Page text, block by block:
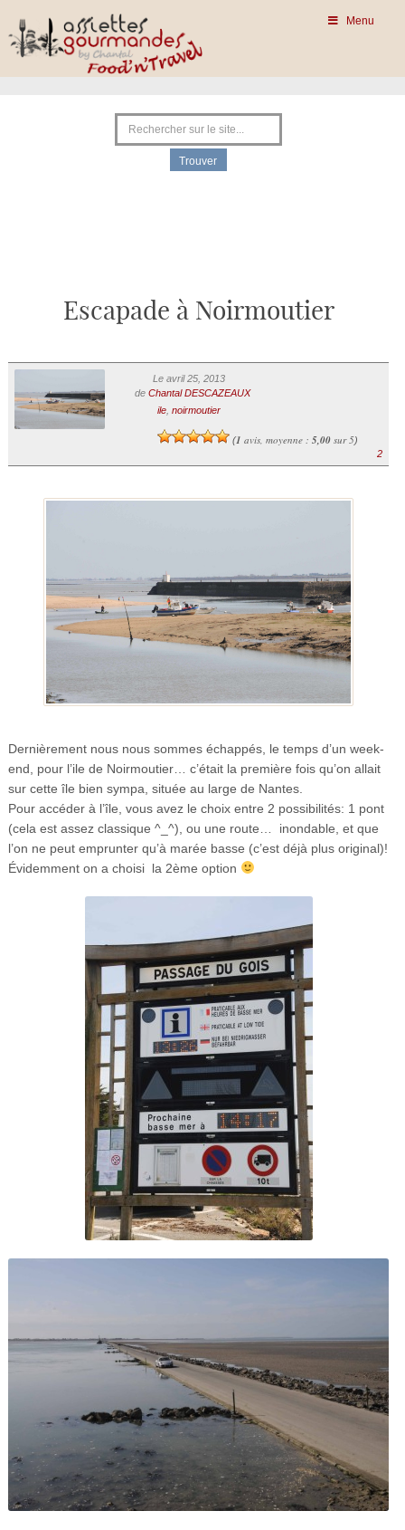
Menu
Escapade à Noirmoutier
Le avril 25, 2013
de Chantal DESCAZEAUX
ile, noirmoutier
(1 avis, moyenne : 5,00sur 5)
2
Dernièrement nous nous sommes échappés, le temps d’un week-
end, pour l’ile de Noirmoutier… c’était la première fois qu’on allait
sur cette île bien sympa, située au large de Nantes.
Pour accéder à l’île, vous avez le choix entre 2 possibilités: 1 pont
(cela est assez classique ^_^), ou une route… inondable, et que
l’on ne peut emprunter qu’à marée basse (c’est déjà plus original)!
Évidemment on a choisi la 2ème option